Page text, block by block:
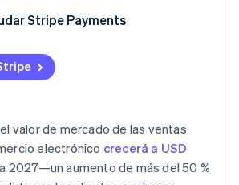
e integra cada opción con tu
Stripe Payments
valor de mercado de las ventas
electrónico crecerá a USD
2027—un aumento de más del 50 %